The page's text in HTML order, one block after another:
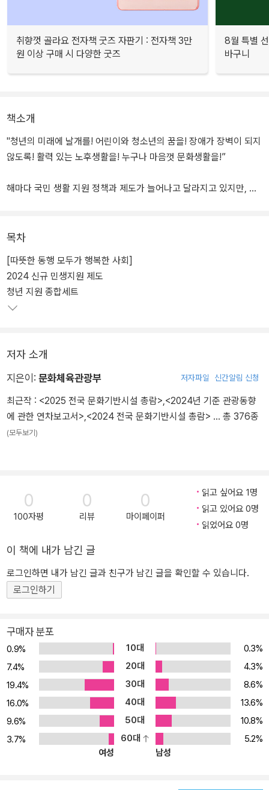
취향껏 골라요 전자책 굿즈 자판기 : 전자책 3만
원 이상 구매 시 다양한 굿즈
8월 특별
바구니
책소개
"청년의 미래에 날개를! 어린이와 청소년의 꿈을! 장애가 장벽이 되지
않도록! 활력 있는 노후생활을! 누구나 마음껏 문화생활을!”
해마다 국민 생활 지원 정책과 제도가 늘어나고 달라지고 있지만, 기
몰라서 혜택을 받지 못하는 안타까운 상황이 발행하기도 한다.
문화체육관광부는 모든 국민들이 생활 필수 지원정보와 각종 제도 정
보 등을 책 한 권으로 쉽게 알 수 있도록 국민생활지원 정보 모음집 <
국민을 든든하게 2024 K-희망사다리>를 발간했다.
는 아동·청소년, 청년·대학생, 가족·여성, 어르신으로 나누었고, 분야
별로는 소득취약계층, 장애인, 취업·창업, 문화, 건강·안전으로 나누어
한눈에 알 수 있도록 엄선하여 구성했다.
아울러 올해는 2024 신규 민생지원 제도인 K-패스, 고립·은둔 청소
부록에는 알아두면 유용한 주요 공공기관 연락처와 2024 신규 민생
목차
[따뜻한 동행 모두가 행복한 사회]
2024 신규 민생지원 제도
청년 지원 종합세트
저자 소개
지은이: 문화체육관광부 저자파일 신간알림 신청
최근작 : <2025 전국 문화기반시설 총람>,<2024년 기준 관광동향
에 관한 연차보고서>,<2024 전국 문화기반시설 총람> … 총 376종
(모두보기)
0
100자평
0
리뷰
0
마이페이퍼
읽고 싶어요 1명
읽고 있어요 0명
읽었어요 0명
이 책에 내가 남긴 글
로그인하면 내가 남긴 글과 친구가 남긴 글을 확인할 수 있습니다.
로그인하기
구매자 분포
0.9% 10대
0.3%
7.4%
20대
4.3%
19.4%
30대
8.6%
16.0%
40대
13.6%
9.6%
50대
10.8%
3.7%
60대
5.2%
여성
남성